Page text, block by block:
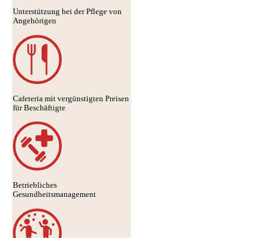
Unterstützung bei der Pflege von
Angehörigen
Cafeteria mit vergünstigten Preisen
für Beschäftigte
Betriebliches
Gesundheitsmanagement